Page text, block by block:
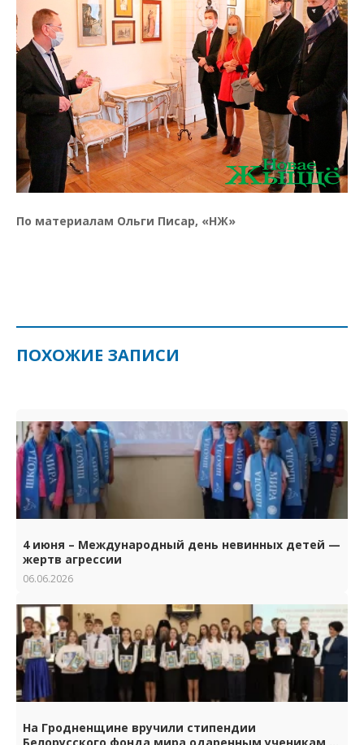
По материалам Ольги Писар, «НЖ»
ПОХОЖИЕ ЗАПИСИ
4 июня – Международный день невинных детей —
жертв агрессии
06.06.2026
На Гродненщине вручили стипендии
Белорусского фонда мира одаренным ученикам и